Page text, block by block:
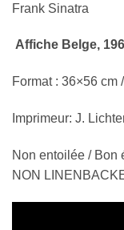
Frank Sinatra
Affiche Belge,
Format : 36×56 cm
Imprimeur: J.
Non entoilée / Bon
NON